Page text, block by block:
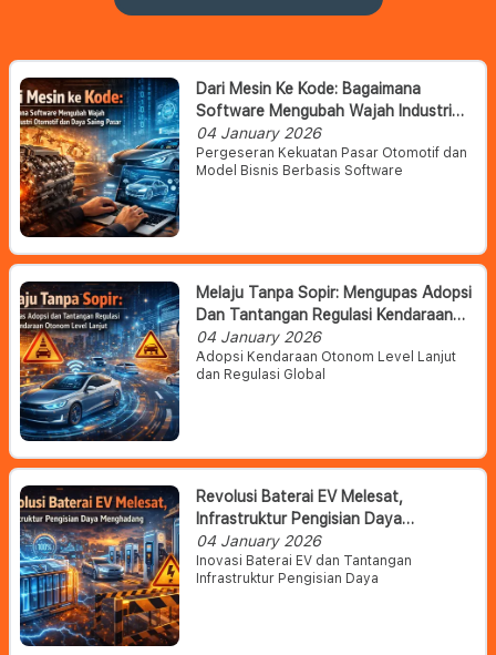
Dari Mesin Ke Kode: Bagaimana
Software Mengubah Wajah Industri
Otomotif Dan Daya Saing Pasar
04 January 2026
Pergeseran Kekuatan Pasar Otomotif dan
Model Bisnis Berbasis Software
Melaju Tanpa Sopir: Mengupas Adopsi
Dan Tantangan Regulasi Kendaraan
Otonom Level Lanjut
04 January 2026
Adopsi Kendaraan Otonom Level Lanjut
dan Regulasi Global
Revolusi Baterai EV Melesat,
Infrastruktur Pengisian Daya
Menghadang
04 January 2026
Inovasi Baterai EV dan Tantangan
Infrastruktur Pengisian Daya